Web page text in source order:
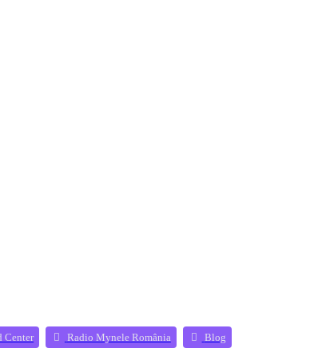
Center Radio Mynele România(Opens a new tab)
Blog(Opens a new tab)